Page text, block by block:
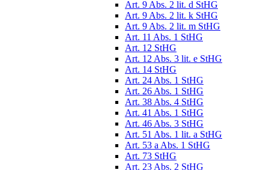
Art. 9 Abs. 2 lit. d StHG
Art. 9 Abs. 2 lit. k StHG
Art. 9 Abs. 2 lit. m StHG
Art. 11 Abs. 1 StHG
Art. 12 StHG
Art. 12 Abs. 3 lit. e StHG
Art. 14 StHG
Art. 24 Abs. 1 StHG
Art. 26 Abs. 1 StHG
Art. 38 Abs. 4 StHG
Art. 41 Abs. 1 StHG
Art. 46 Abs. 3 StHG
Art. 51 Abs. 1 lit. a StHG
Art. 53 a Abs. 1 StHG
Art. 73 StHG
Art. 23 Abs. 2 StHG